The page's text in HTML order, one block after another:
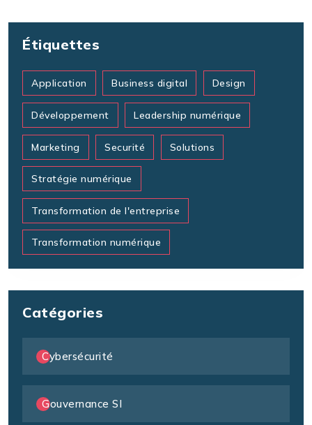
Étiquettes
Application Business digital Design
Développement Leadership numérique
Marketing Securité Solutions
Stratégie numérique
Transformation de l'entreprise
Transformation numérique
Catégories
Cybersécurité
Gouvernance SI